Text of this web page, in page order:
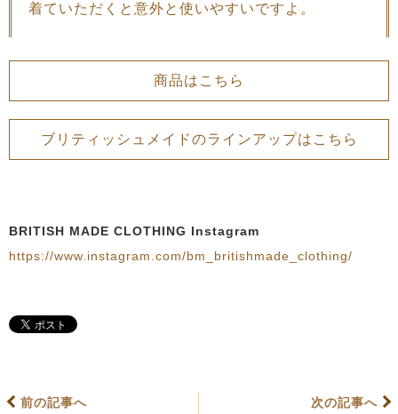
着ていただくと意外と使いやすいですよ。
商品はこちら
ブリティッシュメイドのラインアップはこちら
BRITISH MADE CLOTHING Instagram
https://www.instagram.com/bm_britishmade_clothing/
前の記事へ 次の記事へ